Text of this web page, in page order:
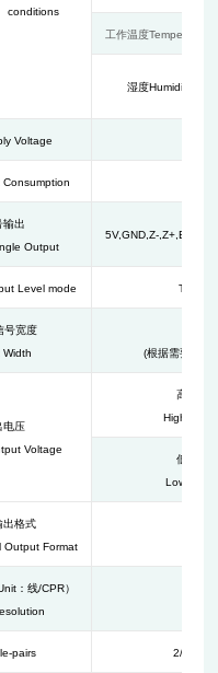
conditions
工作温度Temperature
湿度Humidity
Voltage
Consumption
输出
Output
5V,GND,Z-,Z+,B-
Level mode TTL
号宽度
Width
(根据需要定制
电压
Voltage
高电平
High
低电平
Low
出格式
Format
：线/CPR）
pairs 2/4/5